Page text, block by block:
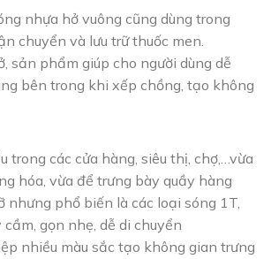
nhựa hở vuông cũng dùng trong
chuyển và lưu trữ thuốc men.
sản phẩm giúp cho người dùng dễ
bên trong khi xếp chồng, tạo không
trong các cửa hàng, siêu thị, chợ,…vừa
hóa, vừa để trưng bày quầy hàng
nhưng phổ biến là các loại sóng 1T,
gọn nhẹ, dễ di chuyển
nhiều màu sắc tạo không gian trưng